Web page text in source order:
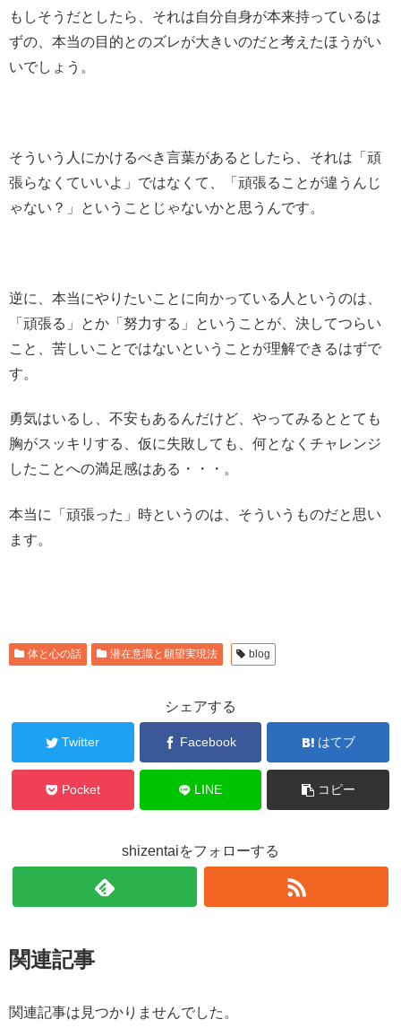
もしそうだとしたら、それは自分自身が本来持っているは
ずの、本当の目的とのズレが大きいのだと考えたほうがい
いでしょう。
そういう人にかけるべき言葉があるとしたら、それは「頑
張らなくていいよ」ではなくて、「頑張ることが違うんじ
ゃない？」ということじゃないかと思うんです。
逆に、本当にやりたいことに向かっている人というのは、
「頑張る」とか「努力する」ということが、決してつらい
こと、苦しいことではないということが理解できるはずで
す。
勇気はいるし、不安もあるんだけど、やってみるととても
胸がスッキリする、仮に失敗しても、何となくチャレンジ
したことへの満足感はある・・・。
本当に「頑張った」時というのは、そういうものだと思い
ます。
体と心の話 潜在意識と願望実現法 blog
シェアする
Twitter Facebook はてブ
Pocket LINE コピー
shizentaiをフォローする
関連記事
関連記事は見つかりませんでした。